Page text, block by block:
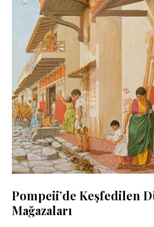
Pompeii’de Keşfedilen
Mağazaları